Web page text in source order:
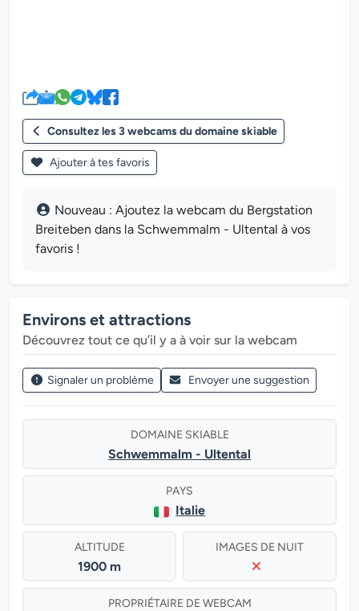
Consultez les 3 webcams du domaine skiable
Ajouter à tes favoris
Nouveau : Ajoutez la webcam du Bergstation
Breiteben dans la Schwemmalm - Ultental à vos
favoris !
Environs et attractions
Découvrez tout ce qu’il y a à voir sur la webcam
Signaler un problème Envoyer une suggestion
DOMAINE SKIABLE
Schwemmalm - Ultental
PAYS
Italie
ALTITUDE
1900 m
IMAGES DE NUIT
PROPRIÉTAIRE DE WEBCAM